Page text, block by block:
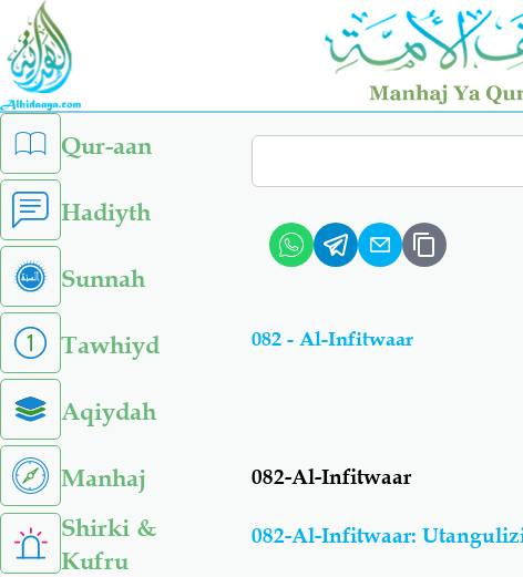
Skip
main
content
left
sidebar
menu
Qur-aan
Hadiyth
Sunnah
Tawhiyd
Aqiydah
Manhaj
Shirki &
Kufru
Search
082 - Al-Infitwaar
082-Al-Infitwaar
082-Al-Infitwaar: